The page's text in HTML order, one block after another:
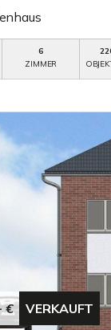
6
ZIMMER
€ VERKAUFT